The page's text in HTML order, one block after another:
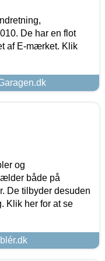
De har en flot
af E-mærket. Klik
og
både på
De tilbyder desuden
Klik her for at se